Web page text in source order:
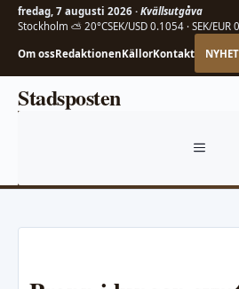
fredag, 7 augusti 2026 · Kvällsutgåva
Stockholm ⛅ 20°CSEK/USD 0.1054 · SEK/EUR
Om ossRedaktionenKällorKontakt
HoppaStadsposten
MENY